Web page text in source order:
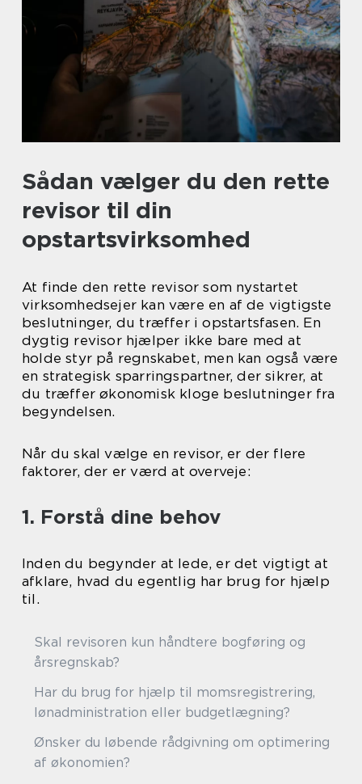
Sådan vælger du den rette
revisor til din
opstartsvirksomhed
At finde den rette revisor som nystartet
virksomhedsejer kan være en af de vigtigste
beslutninger, du træffer i opstartsfasen. En
dygtig revisor hjælper ikke bare med at
holde styr på regnskabet, men kan også være
en strategisk sparringspartner, der sikrer, at
du træffer økonomisk kloge beslutninger fra
begyndelsen.
Når du skal vælge en revisor, er der flere
faktorer, der er værd at overveje:
1. Forstå dine behov
Inden du begynder at lede, er det vigtigt at
afklare, hvad du egentlig har brug for hjælp
til.
Skal revisoren kun håndtere bogføring og
årsregnskab?
Har du brug for hjælp til momsregistrering,
lønadministration eller budgetlægning?
Ønsker du løbende rådgivning om optimering
af økonomien?